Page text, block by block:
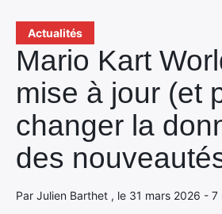
Actualités
Mario Kart
mise à jour (et
changer la
des
Par Julien Barthet , le 31 mars 2026 -